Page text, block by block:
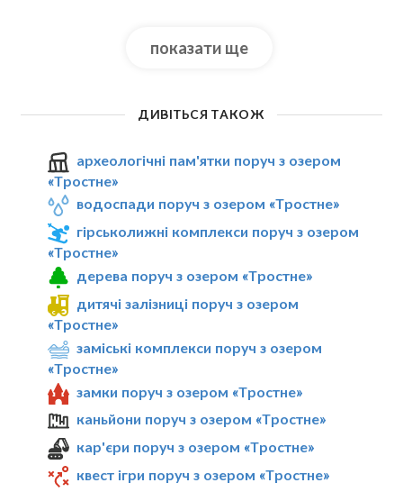
показати ще
ДИВІТЬСЯ ТАКОЖ
археологічні пам'ятки поруч з озером
«Тростне»
водоспади поруч з озером «Тростне»
гірськолижні комплекси поруч з озером
«Тростне»
дерева поруч з озером «Тростне»
дитячі залізниці поруч з озером
«Тростне»
заміські комплекси поруч з озером
«Тростне»
замки поруч з озером «Тростне»
каньйони поруч з озером «Тростне»
кар'єри поруч з озером «Тростне»
квест ігри поруч з озером «Тростне»